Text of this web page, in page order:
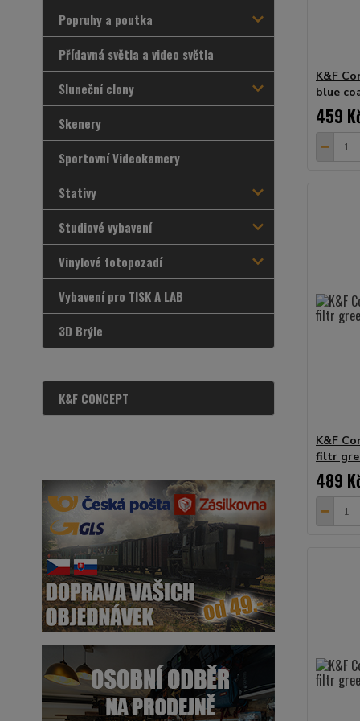
Popruhy a poutka
Přídavná světla a video světla
Sluneční clony
Skenery
Sportovní Videokamery
Stativy
Studiové vybavení
Vinylové fotopozadí
Vybavení pro TISK A LAB
3D Brýle
K&F CONCEPT
K&F
blue
459
K&F
filtr
489